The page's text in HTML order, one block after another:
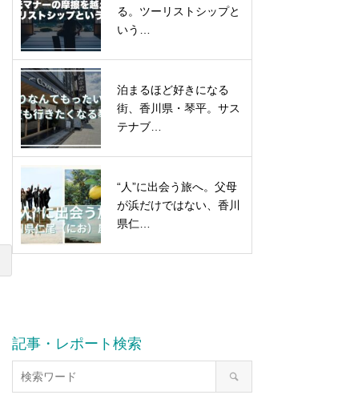
る。ツーリストシップと
いう…
泊まるほど好きになる
街、香川県・琴平。サス
テナブ…
“人”に出会う旅へ。父母
が浜だけではない、香川
県仁…
記事・レポート検索